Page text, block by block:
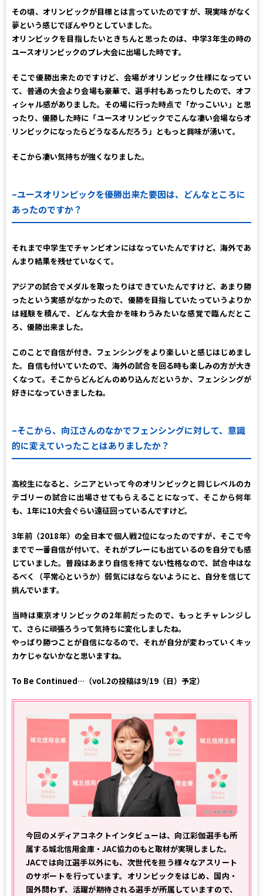
その頃、オリンピックが目標とは言っていたのですが、現実味がなく
夢という感じでぼんやりとしていました。
オリンピックを目指したいときちんと思ったのは、中学3年生の時の
ユースオリンピックのプレ大会に出場した時です。
そこで優勝出来たのですけど、会場がオリンピック仕様になってい
て、普通の大会より会場も豪華で、選手村もあったりしたので、オフ
ィシャル感がありました。その場に行った時点で「かっこいい」と思
ったり、優勝した時に「ユースオリンピックでこんな凄い会場ならオ
リンピックになったらどうなるんだろう」ともっと興味が湧いて。
そこから凄い気持ちが強くなりました。
–ユースオリンピックを優勝出来た要因は、どんなところに
あったのですか？
それまで中学生でチャンピオンにはなっていたんですけど、海外であ
んまり結果を残せていなくて。
アジアの試合でメダルを取ったりはできていたんですけど、あまり勝
ったという実感がなかったので、優勝を目指していたっていうよりか
は経験を積んで、どんな大会かを味わうみたいな感覚で臨んだとこ
ろ、優勝出来ました。
このことで自信が付き、フェンシングをより楽しいと感じはじめまし
た。自信も付いていたので、海外の試合を回る時も楽しみの方が大き
くなって。そこからどんどんのめり込んだというか、フェンシングが
好きになっていきましたね。
–そこから、向江さんのなかでフェンシングに対して、意識
的に変えていったことはありましたか？
高校生になると、シニアといって今のオリンピックと同じレベルのカ
テゴリーの試合に出場させてもらえることになって、そこから何年
も、1年に10大会ぐらい遠征回っているんですけど。
3年前（2018年）の全日本で個人戦2位になったのですが、そこで今
までで一番自信が付いて、それがプレーにも出ているのを自分でも感
じていました。普段はあまり自信を持てない性格なので、試合中はな
るべく（平常心というか）弱気にはならないようにと、自分を信じて
挑んでいます。
当時は東京オリンピックの2年前だったので、もっとチャレンジし
て、さらに頑張ろうって気持ちに変化しましたね。
やっぱり勝つことが自信になるので、それが自分が変わっていくキッ
カケじゃないかなと思いますね。
To Be Continued…（vol.2の投稿は9/19（日）予定）
今回のメディアコネクトインタビューは、向江彩伽選手も所
属する城北信用金庫・JAC協力のもと取材が実現しました。
JACでは向江選手以外にも、次世代を担う様々なアスリート
のサポートを行っています。オリンピックをはじめ、国内・
国外問わず、活躍が期待される選手が所属していますので、